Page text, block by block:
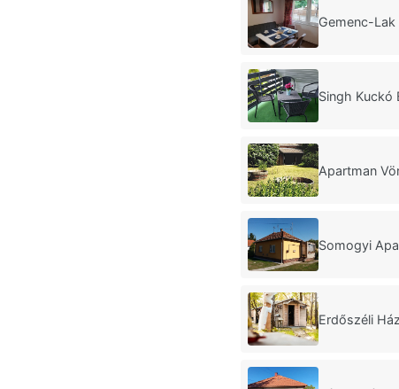
Gemenc-Lak
Singh Kuckó
Apartman
Somogyi
Erdőszéli